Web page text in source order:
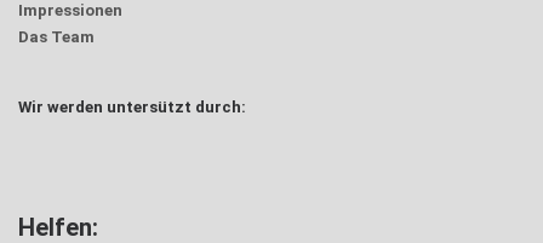
Impressionen
Das Team
Wir werden untersützt durch:
Helfen: